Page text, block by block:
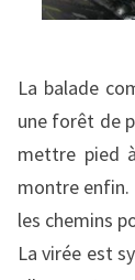
La balade
une forêt de
mettre pied
montre enfin.
les chemins
La virée est